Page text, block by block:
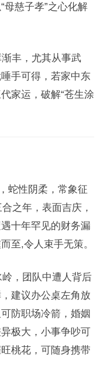
母慈子孝”之心化解
丰，尤其从事武
手可得，若家中东
家运，破解“苍生涂
蛇性阴柔，常象征
之年，表面吉庆，
十年罕见的财务漏
至,令人束手无策。
，团队中遭人背后
建议办公桌左角放
防职场冷箭，婚姻
极大，小事争吵可
桃花，可随身携带